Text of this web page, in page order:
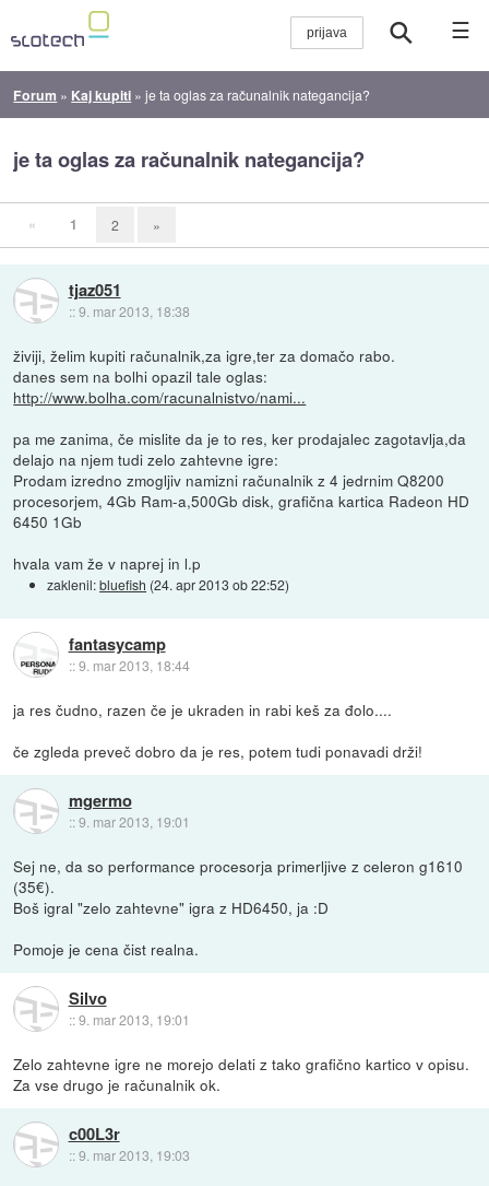
☰
Forum » Kaj kupiti »je ta oglas za računalnik nategancija?
je ta oglas za računalnik nategancija?
« 1 2 »
tjaz051
::9. mar 2013, 18:38
živiji, želim kupiti računalnik,za igre,ter za domačo rabo.
danes sem na bolhi opazil tale oglas:
http://www.bolha.com/racunalnistvo/nami...
pa me zanima, če mislite da je to res, ker prodajalec zagotavlja,da
delajo na njem tudi zelo zahtevne igre:
Prodam izredno zmogljiv namizni računalnik z 4 jedrnim Q8200
procesorjem, 4Gb Ram-a,500Gb disk, grafična kartica Radeon HD
6450 1Gb
hvala vam že v naprej in l.p
zaklenil:bluefish (24. apr 2013 ob 22:52)
fantasycamp
::9. mar 2013, 18:44
ja res čudno, razen če je ukraden in rabi keš za đolo....
če zgleda preveč dobro da je res, potem tudi ponavadi drži!
mgermo
::9. mar 2013, 19:01
Sej ne, da so performance procesorja primerljive z celeron g1610
(35€).
Boš igral "zelo zahtevne" igra z HD6450, ja :D
Pomoje je cena čist realna.
Silvo
::9. mar 2013, 19:01
Zelo zahtevne igre ne morejo delati z tako grafično kartico v opisu.
Za vse drugo je računalnik ok.
c00L3r
::9. mar 2013, 19:03